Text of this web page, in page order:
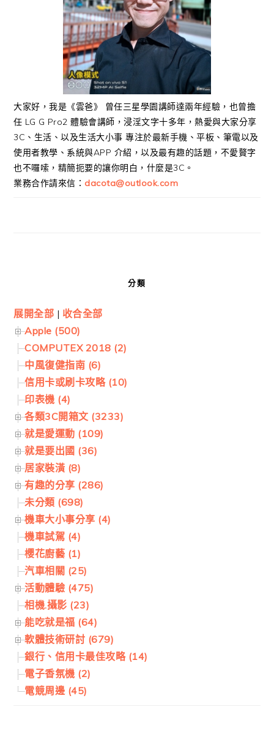
大家好，我是《雲爸》 曾任三星學園講師達兩年經驗，也曾擔
任 LG G Pro2 體驗會講師，浸淫文字十多年，熱愛與大家分享
3C、生活、以及生活大小事 專注於最新手機、平板、筆電以及
使用者教學、系統與APP 介紹，以及最有趣的話題，不愛贅字
也不囉嗦，精簡扼要的讓你明白，什麼是3C。
業務合作請來信： dacota@outlook.com
分類
展開全部 | 收合全部
Apple (500)
COMPUTEX 2018 (2)
中風復健指南 (6)
信用卡或刷卡攻略 (10)
印表機 (4)
各類3C開箱文 (3233)
就是愛運動 (109)
就是要出國 (36)
居家裝潢 (8)
有趣的分享 (286)
未分類 (698)
機車大小事分享 (4)
機車試駕 (4)
櫻花廚藝 (1)
汽車相關 (25)
活動體驗 (475)
相機.攝影 (23)
能吃就是福 (64)
軟體技術研討 (679)
銀行、信用卡最佳攻略 (14)
電子香氛機 (2)
電競周邊 (45)